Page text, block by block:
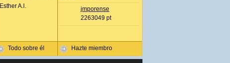
Esther A.l.
Todo sobre él
jmporense
2263049 pt
Hazte miembro